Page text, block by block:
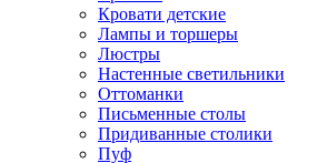
Кровати детские
Лампы и торшеры
Люстры
Настенные светильники
Оттоманки
Письменные столы
Придиванные столики
Пуф